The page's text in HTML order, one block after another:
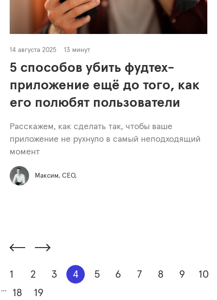
14 августа 2025 13 минут
5 способов убить фудтех-
приложение ещё до того, как
его полюбят пользователи
Расскажем, как сделать так, чтобы ваше
приложение не рухнуло в самый неподходящий
момент
Максим, СЕО,
1 2 3 4 5 6 7 8 9 10
... 18 19